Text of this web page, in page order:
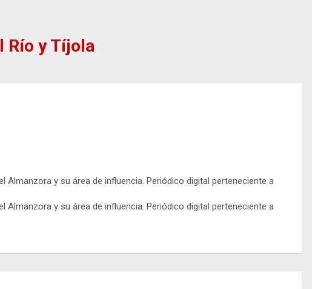
Río y Tíjola
y su área de influencia. Periódico digital perteneciente a
y su área de influencia. Periódico digital perteneciente a